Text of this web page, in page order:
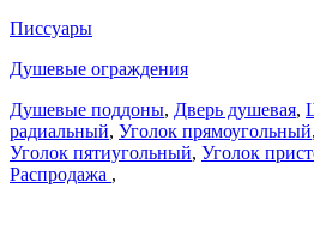
Писсуары
Душевые ограждения
Душевые поддоны, Дверь душевая,
радиальный, Уголок прямоугольный,
Уголок пятиугольный, Уголок
Распродажа ,